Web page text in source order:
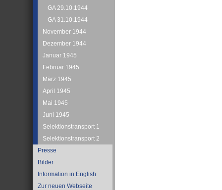
GA 29.10.1944
GA 31.10.1944
November 1944
Dezember 1944
Januar 1945
Februar 1945
März 1945
April 1945
Mai 1945
Juni 1945
Selektionstransport 1
Selektionstransport 2
Presse
Bilder
Information in English
Zur neuen Webseite